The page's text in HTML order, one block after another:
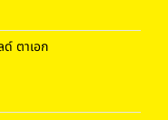
ตาเอก